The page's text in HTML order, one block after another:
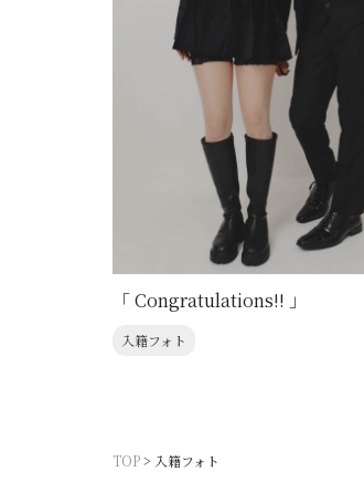
「 Congratulations!! 」
入籍フォト
TOP> 入籍フォト